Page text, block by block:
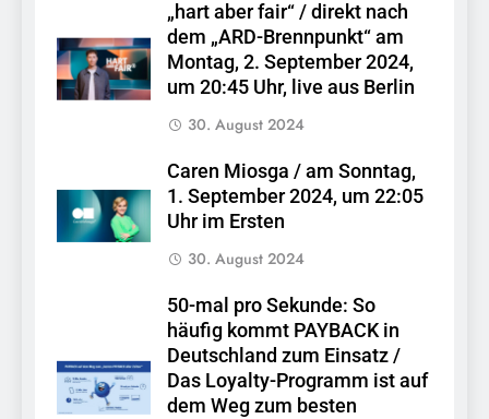
„hart aber fair“ / direkt nach
dem „ARD-Brennpunkt“ am
Montag, 2. September 2024,
um 20:45 Uhr, live aus Berlin
30. August 2024
Caren Miosga / am Sonntag,
1. September 2024, um 22:05
Uhr im Ersten
30. August 2024
50-mal pro Sekunde: So
häufig kommt PAYBACK in
Deutschland zum Einsatz /
Das Loyalty-Programm ist auf
dem Weg zum besten